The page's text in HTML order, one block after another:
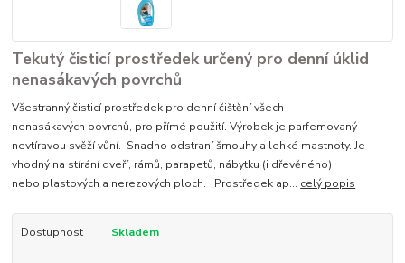
Tekutý čisticí prostředek určený pro denní úklid
nenasákavých povrchů
Všestranný čisticí prostředek pro denní čištění všech
nenasákavých povrchů, pro přímé použití. Výrobek je parfemovaný
nevtíravou svěží vůní. Snadno odstraní šmouhy a lehké mastnoty. Je
vhodný na stírání dveří, rámů, parapetů, nábytku (i dřevěného)
nebo plastových a nerezových ploch. Prostředek ap... celý popis
Dostupnost Skladem